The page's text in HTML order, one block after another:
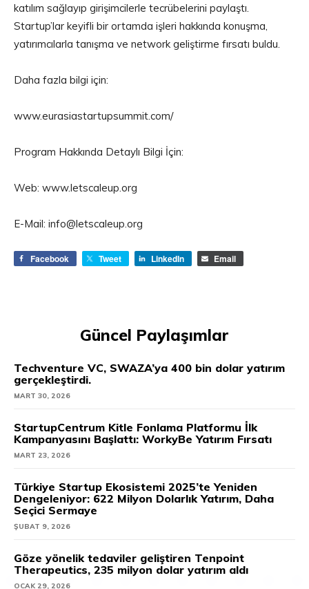
katılım sağlayıp girişimcilerle tecrübelerini paylaştı.
Startup’lar keyifli bir ortamda işleri hakkında konuşma,
yatırımcılarla tanışma ve network geliştirme fırsatı buldu.
Daha fazla bilgi için:
www.eurasiastartupsummit.com/
Program Hakkında Detaylı Bilgi İçin:
Web: www.letscaleup.org
E-Mail: info@letscaleup.org
Facebook Tweet LinkedIn Email
Güncel Paylaşımlar
Techventure VC, SWAZA’ya 400 bin dolar yatırım
gerçekleştirdi.
MART 30, 2026
StartupCentrum Kitle Fonlama Platformu İlk
Kampanyasını Başlattı: WorkyBe Yatırım Fırsatı
MART 23, 2026
Türkiye Startup Ekosistemi 2025’te Yeniden
Dengeleniyor: 622 Milyon Dolarlık Yatırım, Daha
Seçici Sermaye
ŞUBAT 9, 2026
Göze yönelik tedaviler geliştiren Tenpoint
Therapeutics, 235 milyon dolar yatırım aldı
OCAK 29, 2026